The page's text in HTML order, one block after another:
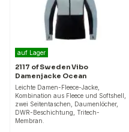
auf Lager
2117 of Sweden Vibo
Damenjacke Ocean
Leichte Damen-Fleece-Jacke,
Kombination aus Fleece und Softshell,
zwei Seitentaschen, Daumenlöcher,
DWR-Beschichtung, Tritech-
Membran.